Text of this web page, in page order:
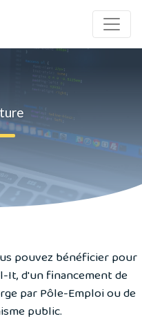
pouvez bénéficier pour
It, d'un financement de
par Pôle-Emploi ou de
public.